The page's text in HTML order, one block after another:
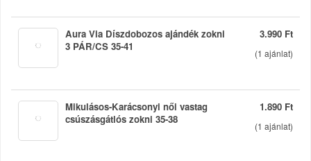
3.990 Ft
(1 ajánlat)
Aura Via Díszdobozos ajándék zokni
3 PÁR/CS 35-41
1.890 Ft
(1 ajánlat)
Mikulásos-Karácsonyi női vastag
csúszásgátlós zokni 35-38